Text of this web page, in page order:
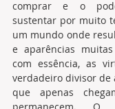
comprar e o
sustentar por muito
um mundo onde
e aparências
com essência, as
verdadeiro divisor de
que apenas